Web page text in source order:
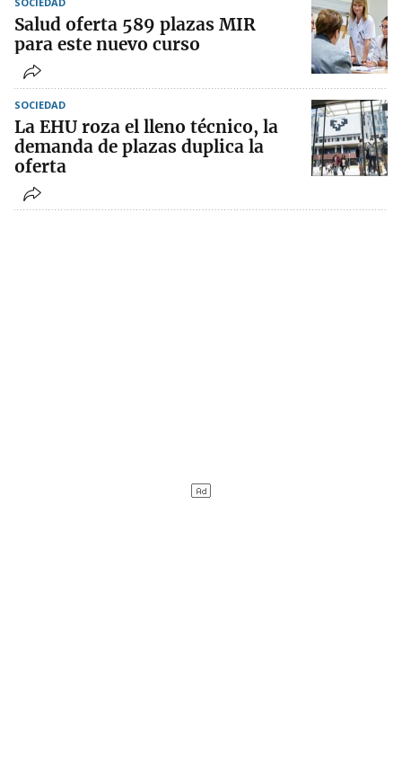
Salud oferta 589 plazas MIR
para este nuevo curso
SOCIEDAD
La EHU roza el lleno técnico, la
demanda de plazas duplica la
oferta